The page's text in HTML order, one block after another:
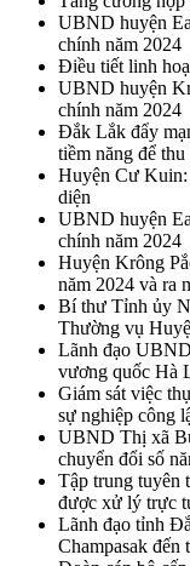
UBND huyện
chính năm 2024
Điều tiết linh
UBND huyện
chính năm 2024
Đắk Lắk đẩy
tiềm năng để
Huyện Cư Kuin:
diện
UBND huyện
chính năm 2024
Huyện Krông
năm 2024 và ra
Bí thư Tỉnh ủy
Thường vụ
Lãnh đạo
vương quốc Hà
Giám sát việc
sự nghiệp công
UBND Thị xã
chuyển đổi số
Tập trung tuyên
được xử lý trực
Lãnh đạo tỉnh
Champasak đến